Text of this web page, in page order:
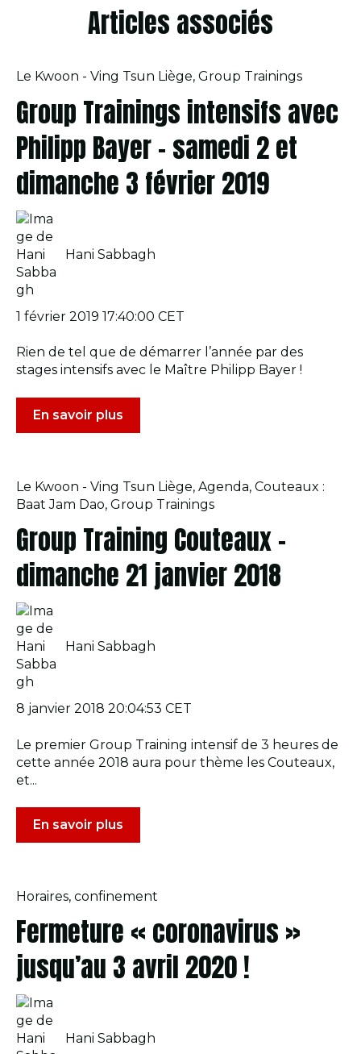
Articles associés
Le Kwoon - Ving Tsun Liège, Group Trainings
Group Trainings intensifs avec
Philipp Bayer – samedi 2 et
dimanche 3 février 2019
Hani Sabbagh
1 février 2019 17:40:00 CET
Rien de tel que de démarrer l’année par des
stages intensifs avec le Maître Philipp Bayer !
En savoir plus
Le Kwoon - Ving Tsun Liège, Agenda, Couteaux :
Baat Jam Dao, Group Trainings
Group Training Couteaux –
dimanche 21 janvier 2018
Hani Sabbagh
8 janvier 2018 20:04:53 CET
Le premier Group Training intensif de 3 heures de
cette année 2018 aura pour thème les Couteaux,
et...
En savoir plus
Horaires, confinement
Fermeture « coronavirus »
jusqu’au 3 avril 2020 !
Hani Sabbagh